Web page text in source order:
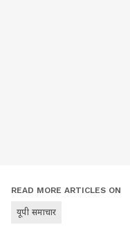
READ MORE ARTICLES ON
यूपी समाचार